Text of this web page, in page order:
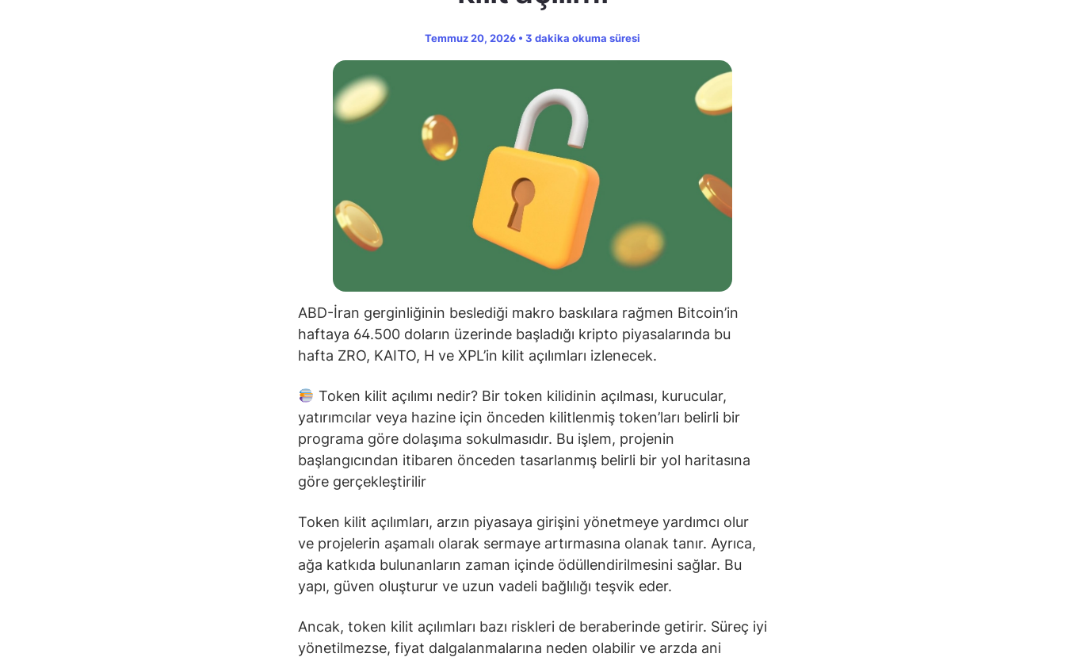
Temmuz 20, 2026 • 3 dakika okuma süresi
ABD-İran gerginliğinin beslediği makro baskılara rağmen Bitcoin’in
haftaya 64.500 doların üzerinde başladığı kripto piyasalarında bu
hafta ZRO, KAITO, H ve XPL’in kilit açılımları izlenecek.
Token kilit açılımı nedir? Bir token kilidinin açılması, kurucular,
yatırımcılar veya hazine için önceden kilitlenmiş token’ları belirli bir
programa göre dolaşıma sokulmasıdır. Bu işlem, projenin
başlangıcından itibaren önceden tasarlanmış belirli bir yol haritasına
göre gerçekleştirilir
Token kilit açılımları, arzın piyasaya girişini yönetmeye yardımcı olur
ve projelerin aşamalı olarak sermaye artırmasına olanak tanır. Ayrıca,
ağa katkıda bulunanların zaman içinde ödüllendirilmesini sağlar. Bu
yapı, güven oluşturur ve uzun vadeli bağlılığı teşvik eder.
Ancak, token kilit açılımları bazı riskleri de beraberinde getirir. Süreç iyi
yönetilmezse, fiyat dalgalanmalarına neden olabilir ve arzda ani